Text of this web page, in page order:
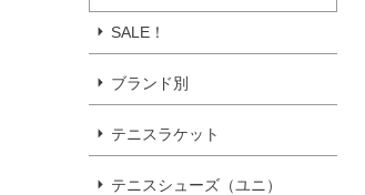
SALE！
ブランド別
テニスラケット
テニスシューズ（ユニ）